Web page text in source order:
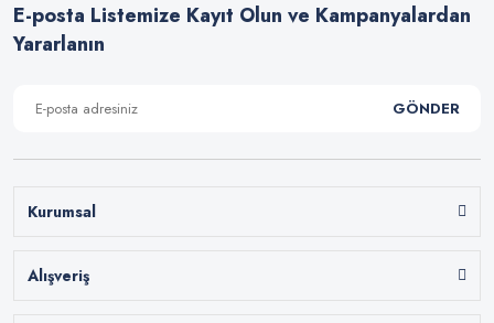
E-posta Listemize Kayıt Olun ve Kampanyalardan
Yararlanın
GÖNDER
Kurumsal
Alışveriş